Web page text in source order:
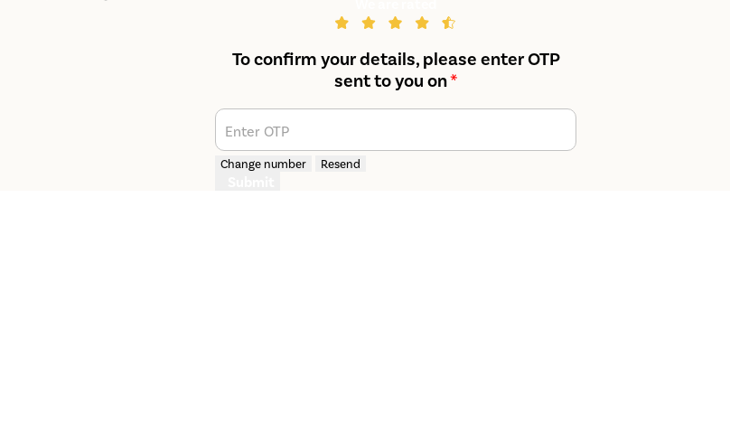
To confirm your details, please enter OTP
sent to you on*
Enter OTP
Change number Resend